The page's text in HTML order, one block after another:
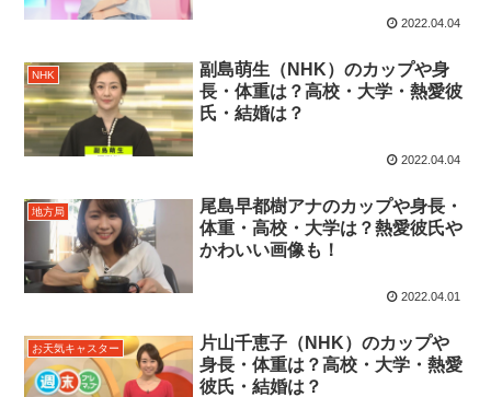
2022.04.04
NHK
副島萌生（NHK）のカップや身
長・体重は？高校・大学・熱愛彼
氏・結婚は？
2022.04.04
地方局
尾島早都樹アナのカップや身長・
体重・高校・大学は？熱愛彼氏や
かわいい画像も！
2022.04.01
お天気キャスター
片山千恵子（NHK）のカップや
身長・体重は？高校・大学・熱愛
彼氏・結婚は？